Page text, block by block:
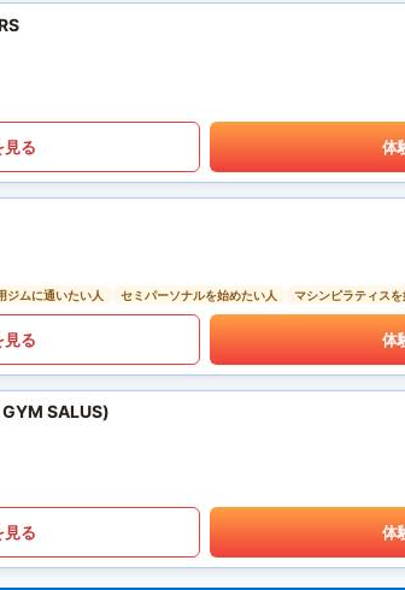
見る 体
ジムに通いたい人 セミパーソナルを始めたい人 マシンピラティスを
見る 体
SALUS)
見る 体